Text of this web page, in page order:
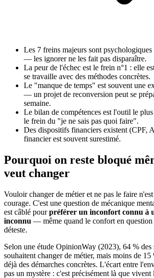
Les 7 freins majeurs sont psychologiques
— les ignorer ne les fait pas disparaître.
La peur de l'échec est le frein n°1 : elle
se travaille avec des méthodes concrètes.
Le "manque de temps" est souvent une
— un projet de reconversion peut se
semaine.
Le bilan de compétences est l'outil le
le frein du "je ne sais pas quoi faire".
Des dispositifs financiers existent (CPF,
financier est souvent surestimé.
Pourquoi on reste bloqué
veut changer
Vouloir changer de métier et ne pas le faire
courage. C'est une question de mécanique
est câblé pourpréférer un inconfort connu à
inconnu — même quand le confort en question
déteste.
Selon une étude OpinionWay (2023), 64 % des
souhaitent changer de métier, mais moins de 15
déjà des démarches concrètes. L'écart entre
pas un mystère : c'est précisément là que vivent